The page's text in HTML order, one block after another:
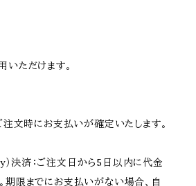
いただけます。
ご注文時にお支払いが確定いたします。
）決済：ご注文日から5日以内に代金
期限までにお支払いがない場合、自